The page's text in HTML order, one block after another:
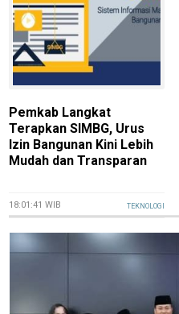
Pemkab Langkat
Terapkan SIMBG, Urus
Izin Bangunan Kini Lebih
Mudah dan Transparan
18:01:41 WIB TEKNOLOGI